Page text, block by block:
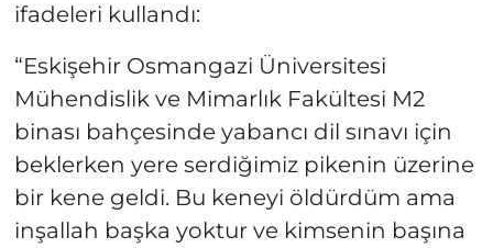
ifadeleri kullandı:
“Eskişehir Osmangazi Üniversitesi
Mühendislik ve Mimarlık Fakültesi M2
binası bahçesinde yabancı dil sınavı için
beklerken yere serdiğimiz pikenin üzerine
bir kene geldi. Bu keneyi öldürdüm ama
inşallah başka yoktur ve kimsenin başına